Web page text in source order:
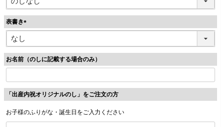
表書き
(
必
お名前（のしに記載する場合のみ）
「出産内祝オリジナルのし」をご注文の方
お子様のふりがな・誕生日をご入力ください